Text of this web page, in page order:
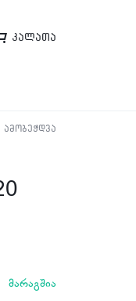
კალათა
ამობეჭდვა
მარაგშია